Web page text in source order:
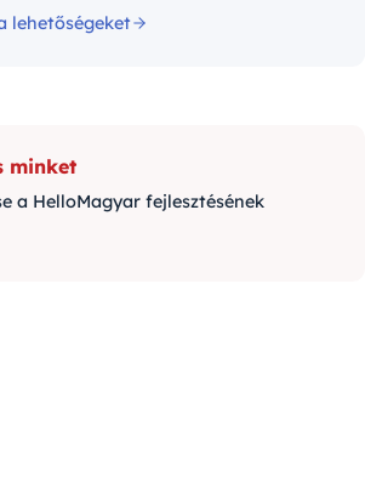
lehetőségeket
minket
a HelloMagyar fejlesztésének